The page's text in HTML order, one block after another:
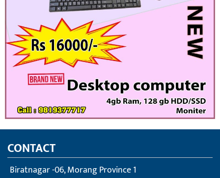
CONTACT
Biratnagar -06, Morang Province 1